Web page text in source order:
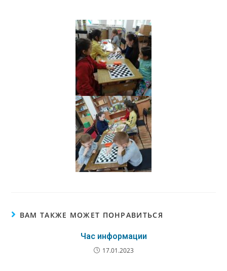
ВАМ ТАКЖЕ МОЖЕТ ПОНРАВИТЬСЯ
Час информации
17.01.2023